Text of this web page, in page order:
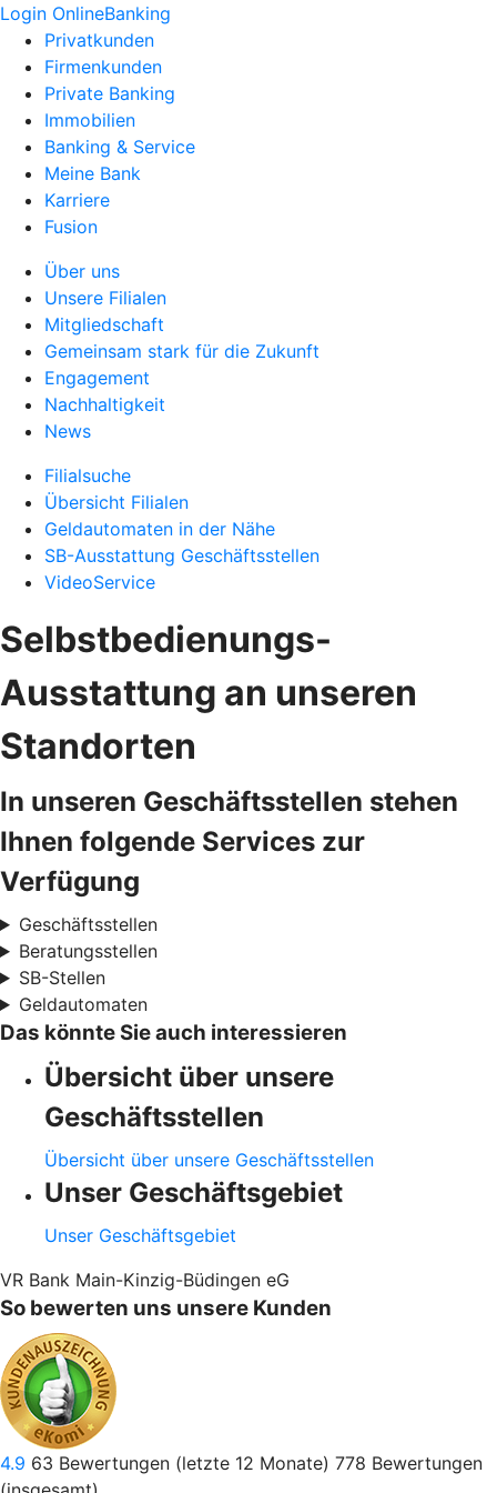
Login OnlineBanking
Privatkunden
Firmenkunden
Private Banking
Immobilien
Banking & Service
Meine Bank
Karriere
Fusion
Über uns
Unsere Filialen
Mitgliedschaft
Gemeinsam stark für die Zukunft
Engagement
Nachhaltigkeit
News
Filialsuche
Übersicht Filialen
Geldautomaten in der Nähe
SB-Ausstattung Geschäftsstellen
VideoService
Selbstbedienungs-
Ausstattung an unseren
Standorten
In unseren Geschäftsstellen stehen
Ihnen folgende Services zur
Verfügung
Geschäftsstellen
Beratungsstellen
SB-Stellen
Geldautomaten
Das könnte Sie auch interessieren
Übersicht über unsere
Geschäftsstellen
Übersicht über unsere Geschäftsstellen
Unser Geschäftsgebiet
Unser Geschäftsgebiet
VR Bank Main-Kinzig-Büdingen eG
So bewerten uns unsere Kunden
4.9 63 Bewertungen (letzte 12 Monate) 778 Bewertungen